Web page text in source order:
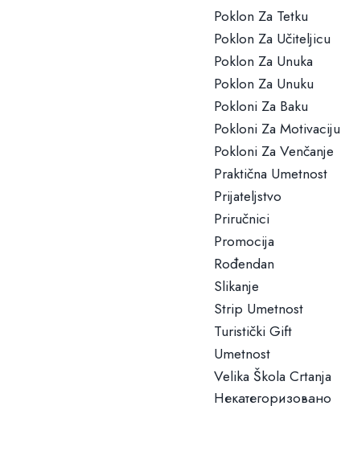
Poklon Za Tetku
Poklon Za Učiteljicu
Poklon Za Unuka
Poklon Za Unuku
Pokloni Za Baku
Pokloni Za Motivaciju
Pokloni Za Venčanje
Praktična Umetnost
Prijateljstvo
Priručnici
Promocija
Rođendan
Slikanje
Strip Umetnost
Turistički Gift
Umetnost
Velika Škola Crtanja
Некатегоризовано